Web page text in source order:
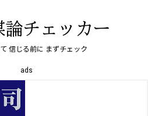
論チェッカー
信じる前に まずチェック
ads